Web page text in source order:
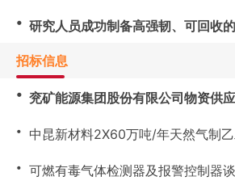
・ 研究人员成功制备高强韧、可回收
招标信息
・ 兖矿能源集团股份有限公司物资供
・ 中昆新材料2X60万吨/年天然气制
・ 可燃有毒气体检测器及报警控制器